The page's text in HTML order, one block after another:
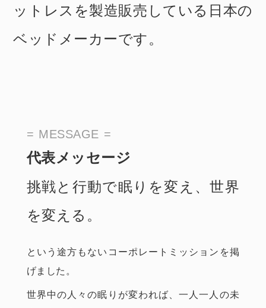
ットレスを製造販売している 日本の
ベッドメーカーです。
MESSAGE
代表メッセージ
挑戦と行動で眠りを変え、世界
を変える。
という途方もないコーポレートミッションを掲
げました。
世界中の人々の眠りが変われば、一人一人の未